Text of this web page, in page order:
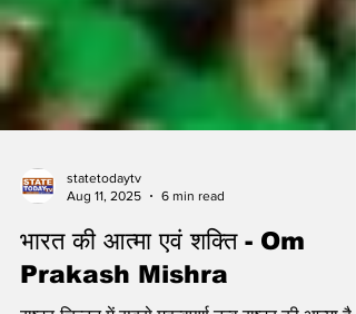
Aug 11, 2025
6 min read
भारत की आत्मा एवं शक्ति - Om